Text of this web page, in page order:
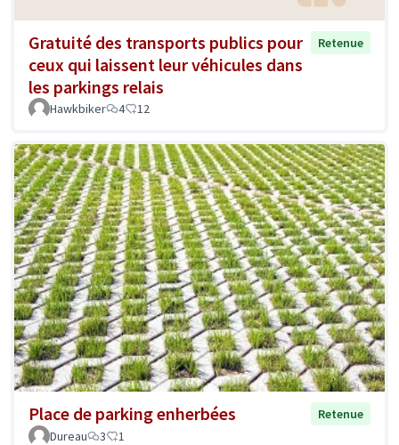
Gratuité des transports publics pour
ceux qui laissent leur véhicules dans
les parkings relais
Retenue
Hawkbiker 4 12
Place de parking enherbées
Retenue
Dureau
3 1